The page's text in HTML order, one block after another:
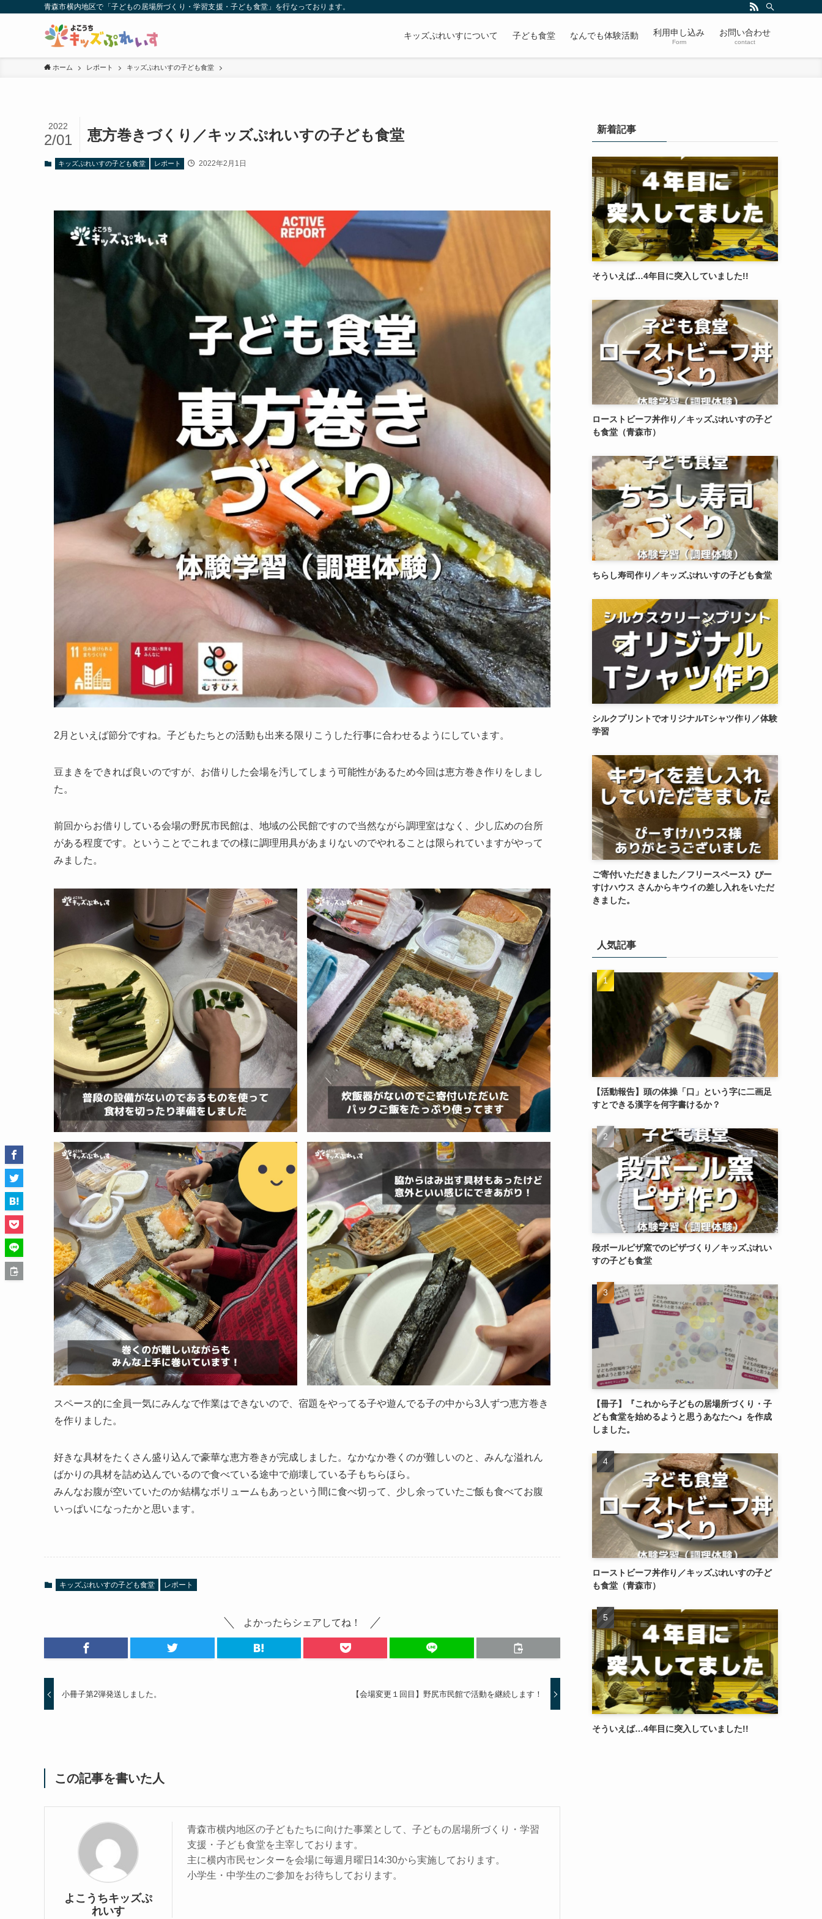
青森市横内地区で「子どもの居場所づくり・学習支援・子ども食堂」を行なっております。
キッズぷれいすについて 子ども食堂 なんでも体験活動 利用申し込み
Form
お問い合わせ
contact
ホーム レポート キッズぷれいすの子ども食堂
恵方巻きづくり／キッズぷれいすの子ども食堂
2022
2/01
キッズぷれいすの子ども食堂 レポート 2022年2月1日
2月といえば節分ですね。子どもたちとの活動も出来る限りこうした行事に合わせるようにしています。
豆まきをできれば良いのですが、お借りした会場を汚してしまう可能性があるため今回は恵方巻き作りをしまし
た。
前回からお借りしている会場の野尻市民館は、地域の公民館ですので当然ながら調理室はなく、少し広めの台所
がある程度です。ということでこれまでの様に調理用具があまりないのでやれることは限られていますがやって
みました。
スペース的に全員一気にみんなで作業はできないので、宿題をやってる子や遊んでる子の中から3人ずつ恵方巻き
を作りました。
好きな具材をたくさん盛り込んで豪華な恵方巻きが完成しました。なかなか巻くのが難しいのと、みんな溢れん
ばかりの具材を詰め込んでいるので食べている途中で崩壊している子もちらほら。
みんなお腹が空いていたのか結構なボリュームもあっという間に食べ切って、少し余っていたご飯も食べてお腹
いっぱいになったかと思います。
キッズぷれいすの子ども食堂 レポート
よかったらシェアしてね！
小冊子第2弾発送しました。 【会場変更１回目】野尻市民館で活動を継続します！
この記事を書いた人
よこうちキッズぷ
れいす
青森市横内地区の子どもたちに向けた事業として、子どもの居場所づくり・学習
支援・子ども食堂を主宰しております。
主に横内市民センターを会場に毎週月曜日14:30から実施しております。
小学生・中学生のご参加をお待ちしております。
新着記事
そういえば…4年目に突入していました!!
ローストビーフ丼作り／キッズぷれいすの子ど
も食堂（青森市）
ちらし寿司作り／キッズぷれいすの子ども食堂
シルクプリントでオリジナルTシャツ作り／体験
学習
ご寄付いただきました／フリースペース》ぴー
すけハウス さんからキウイの差し入れをいただ
きました。
人気記事
【活動報告】頭の体操「口」という字に二画足
すとできる漢字を何字書けるか？
段ボールピザ窯でのピザづくり／キッズぷれい
すの子ども食堂
【冊子】『これから子どもの居場所づくり・子
ども食堂を始めるようと思うあなたへ』を作成
しました。
ローストビーフ丼作り／キッズぷれいすの子ど
も食堂（青森市）
そういえば…4年目に突入していました!!